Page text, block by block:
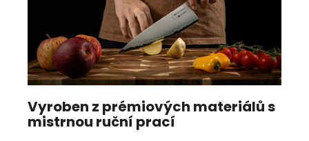
Vyroben z prémiových materiálů s
mistrnou ruční prací